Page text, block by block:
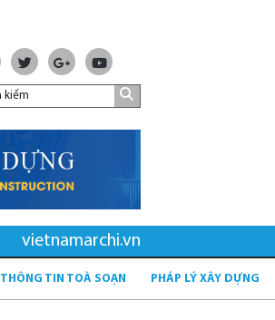
vietnamarchi.vn
THÔNG TIN TOÀ SOẠN PHÁP LÝ XÂY DỰNG